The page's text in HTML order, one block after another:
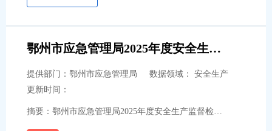
市医疗保障局
鄂州市应急管理局2025年度安全生产监督检查计划
提供部门：鄂州市应急管理局
数据领域： 安全生产
更新时间：
摘要：鄂州市应急管理局2025年度安全生产监督检查计划